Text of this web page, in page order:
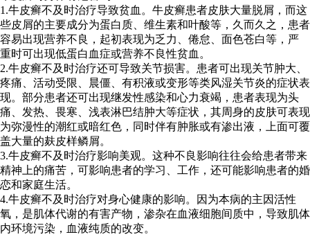
1.牛皮癣不及时治疗导致贫血。牛皮癣患者皮肤大量脱屑，而这
些皮屑的主要成分为蛋白质、维生素和叶酸等，久而久之，患者
容易出现营养不良，起初表现为乏力、倦怠、面色苍白等，严
重时可出现低蛋白血症或营养不良性贫血。
2.牛皮癣不及时治疗还可导致关节损害。患者可出现关节肿大、
疼痛、活动受限、晨僵、有积液或变形等类风湿关节炎的症状表
现。部分患者还可出现继发性感染和心力衰竭，患者表现为头
痛、发热、畏寒、浅表淋巴结肿大等症状，其周身的皮肤可表现
为弥漫性的潮红或暗红色，同时伴有肿胀或有渗出液，上面可覆
盖大量的麸皮样鳞屑。
3.牛皮癣不及时治疗影响美观。这种不良影响往往会给患者带来
精神上的痛苦，可影响患者的学习、工作，还可能影响患者的婚
恋和家庭生活。
4.牛皮癣不及时治疗对身心健康的影响。因为本病的主因活性
氧，是肌体代谢的有害产物，渗杂在血液细胞间质中，导致肌体
内环境污染，血液纯质的改变。